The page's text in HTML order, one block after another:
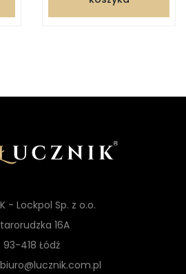
- Lockpol Sp. z o.o.
16A
93-418 Łódź